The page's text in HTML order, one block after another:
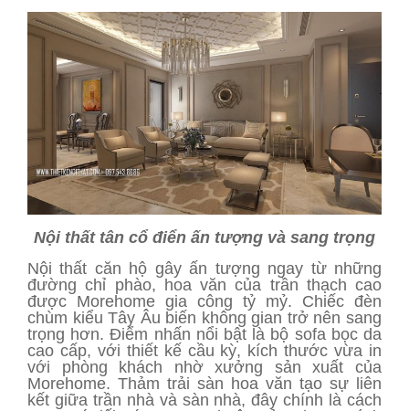
Nội thất tân cổ điển ấn tượng và sang trọng
Nội thất căn hộ gây ấn tượng ngay từ những
đường chỉ phào, hoa văn của trần thạch cao
được Morehome gia công tỷ mỷ. Chiếc đèn
chùm kiểu Tây Âu biến không gian trở nên sang
trọng hơn. Điểm nhấn nổi bật là bộ sofa bọc da
cao cấp, với thiết kế cầu kỳ, kích thước vừa in
với phòng khách nhờ xưởng sản xuất của
Morehome. Thảm trải sàn hoa văn tạo sự liên
kết giữa trần nhà và sàn nhà, đây chính là cách